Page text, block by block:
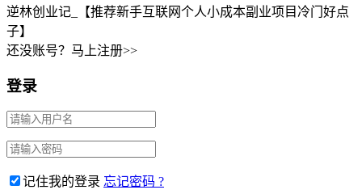
逆林创业记_【推荐新手互联网个人小成本副业项目冷门好点
子】
还没账号？马上注册>>
登录
记住我的登录 忘记密码 ?